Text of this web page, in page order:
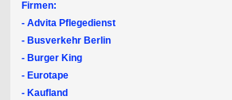
Firmen:
- Advita Pflegedienst
- Busverkehr Berlin
- Burger King
- Eurotape
- Kaufland